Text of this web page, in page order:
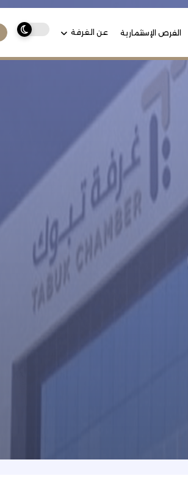
الفرص الإستثمارية عن الغرفة